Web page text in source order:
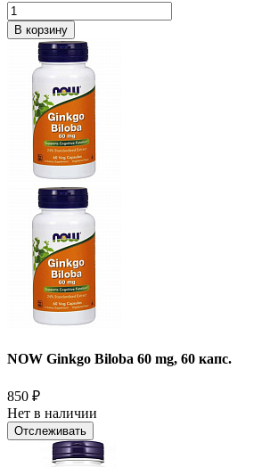
В корзину
NOW Ginkgo Biloba 60 mg, 60 капс.
850 ₽
Нет в наличии
Отслеживать